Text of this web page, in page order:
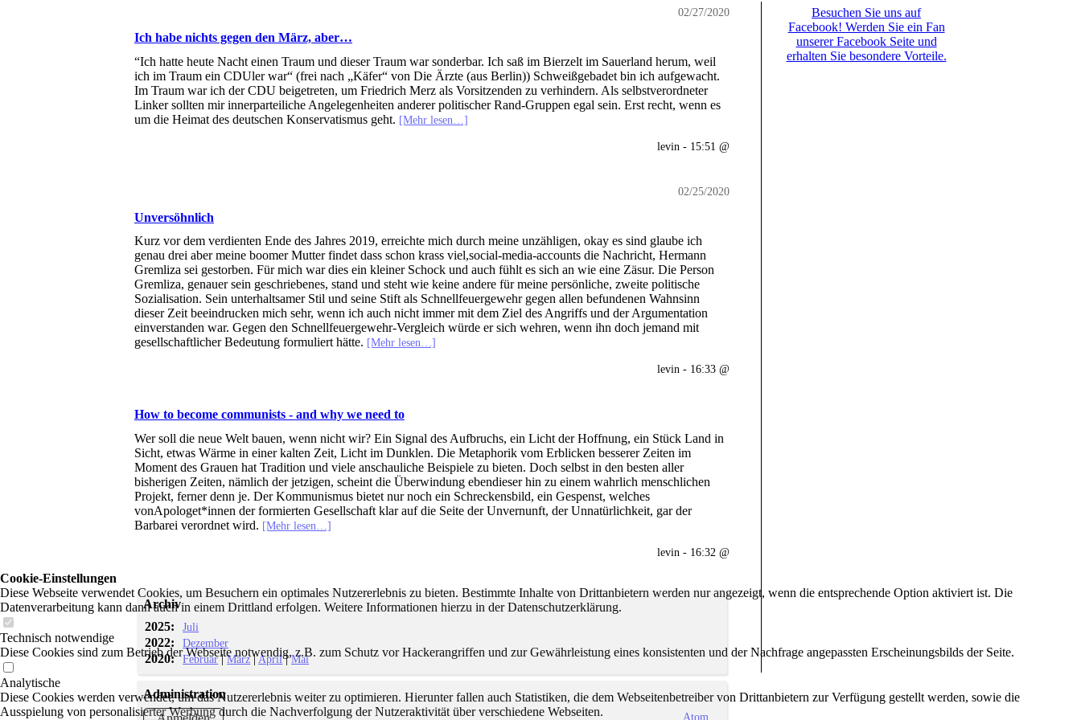
02/27/2020
Ich habe nichts gegen den März, aber…
“Ich hatte heute Nacht einen Traum und dieser Traum war sonderbar. Ich saß im Bierzelt im Sauerland herum, weil
ich im Traum ein CDUler war“ (frei nach „Käfer“ von Die Ärzte (aus Berlin)) Schweißgebadet bin ich aufgewacht.
Im Traum war ich der CDU beigetreten, um Friedrich Merz als Vorsitzenden zu verhindern. Als selbstverordneter
Linker sollten mir innerparteiliche Angelegenheiten anderer politischer Rand-Gruppen egal sein. Erst recht, wenn es
um die Heimat des deutschen Konservatismus geht. [Mehr lesen…]
levin - 15:51 @
02/25/2020
Unversöhnlich
Kurz vor dem verdienten Ende des Jahres 2019, erreichte mich durch meine unzähligen, okay es sind glaube ich
genau drei aber meine boomer Mutter findet dass schon krass viel,social-media-accounts die Nachricht, Hermann
Gremliza sei gestorben. Für mich war dies ein kleiner Schock und auch fühlt es sich an wie eine Zäsur. Die Person
Gremliza, genauer sein geschriebenes, stand und steht wie keine andere für meine persönliche, zweite politische
Sozialisation. Sein unterhaltsamer Stil und seine Stift als Schnellfeuergewehr gegen allen befundenen Wahnsinn
dieser Zeit beeindrucken mich sehr, wenn ich auch nicht immer mit dem Ziel des Angriffs und der Argumentation
einverstanden war. Gegen den Schnellfeuergewehr-Vergleich würde er sich wehren, wenn ihn doch jemand mit
gesellschaftlicher Bedeutung formuliert hätte. [Mehr lesen…]
levin - 16:33 @
How to become communists - and why we need to
Wer soll die neue Welt bauen, wenn nicht wir? Ein Signal des Aufbruchs, ein Licht der Hoffnung, ein Stück Land in
Sicht, etwas Wärme in einer kalten Zeit, Licht im Dunklen. Die Metaphorik vom Erblicken besserer Zeiten im
Moment des Grauen hat Tradition und viele anschauliche Beispiele zu bieten. Doch selbst in den besten aller
bisherigen Zeiten, nämlich der jetzigen, scheint die Überwindung ebendieser hin zu einem wahrlich menschlichen
Projekt, ferner denn je. Der Kommunismus bietet nur noch ein Schreckensbild, ein Gespenst, welches
vonApologet*innen der formierten Gesellschaft klar auf die Seite der Unvernunft, der Unnatürlichkeit, gar der
Barbarei verordnet wird. [Mehr lesen…]
levin - 16:32 @
Archiv
2025:
Juli
2022: Dezember
2020: Februar|März|April|Mai
Administration
Atom
Besuchen Sie uns auf
Facebook! Werden Sie ein Fan
unserer Facebook Seite und
erhalten Sie besondere Vorteile.
"Die rastlose
Selbstzerstörung der
Cookie-Einstellungen
Diese Webseite verwendet Cookies, um Besuchern ein optimales Nutzererlebnis zu bieten. Bestimmte Inhalte von Drittanbietern werden nur angezeigt, wenn die entsprechende Option aktiviert ist. Die
Datenverarbeitung kann dann auch in einem Drittland erfolgen. Weitere Informationen hierzu in der Datenschutzerklärung.
Technisch notwendige
Diese Cookies sind zum Betrieb der Webseite notwendig, z.B. zum Schutz vor Hackerangriffen und zur Gewährleistung eines konsistenten und der Nachfrage angepassten Erscheinungsbilds der Seite.
Analytische
Diese Cookies werden verwendet, um das Nutzererlebnis weiter zu optimieren. Hierunter fallen auch Statistiken, die dem Webseitenbetreiber von Drittanbietern zur Verfügung gestellt werden, sowie die
Ausspielung von personalisierter Werbung durch die Nachverfolgung der Nutzeraktivität über verschiedene Webseiten.